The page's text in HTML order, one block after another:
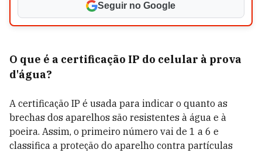
Seguir no Google
O que é a certificação IP do celular à prova
d'água?
A certificação IP é usada para indicar o quanto as
brechas dos aparelhos são resistentes à água e à
poeira. Assim, o primeiro número vai de 1 a 6 e
classifica a proteção do aparelho contra partículas